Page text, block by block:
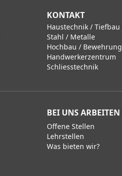
KONTAKT
Haustechnik / Tiefbau
Stahl / Metalle
Hochbau / Bewehrung
Handwerkerzentrum
Schliesstechnik
BEI UNS ARBEITEN
Offene Stellen
Lehrstellen
Was bieten wir?